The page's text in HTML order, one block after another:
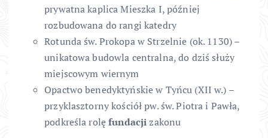
prywatna kaplica Mieszka I, później
rozbudowana do rangi katedry
Rotunda św. Prokopa w Strzelnie (ok. 1130) –
unikatowa budowla centralna, do dziś służy
miejscowym wiernym
Opactwo benedyktyńskie w Tyńcu (XII w.) –
przyklasztorny kościół pw. św. Piotra i Pawła,
podkreśla rolęfundacjizakonu